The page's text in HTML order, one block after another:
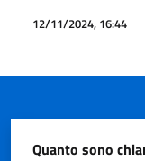
12/11/2024, 16:44
Quanto sono